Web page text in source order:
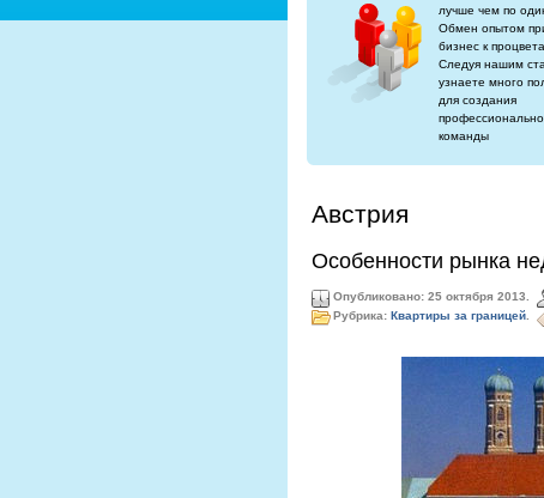
лучше чем по
Обмен опытом
бизнес к
Следуя нашим
узнаете много
для создания
команды
Австрия
Особенности рынка
Опубликовано: 25 октября 2013.
Рубрика: Квартиры за границей.